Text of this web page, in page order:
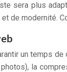
sera plus
de
un temps
la